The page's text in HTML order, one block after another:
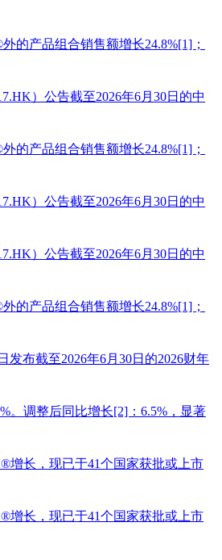
的产品组合销售额增长24.8%[1]；
）公告截至2026年6月30日的中
的产品组合销售额增长24.8%[1]；
）公告截至2026年6月30日的中
）公告截至2026年6月30日的中
的产品组合销售额增长24.8%[1]；
布截至2026年6月30日的2026财年
。调整后同比增长[2]：6.5%，显著
长，现已于41个国家获批或上市
长，现已于41个国家获批或上市